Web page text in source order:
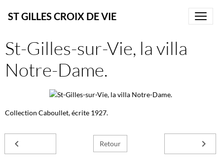
ST GILLES CROIX DE VIE
St-Gilles-sur-Vie, la villa
Notre-Dame.
Collection Caboullet, écrite 1927.
Retour